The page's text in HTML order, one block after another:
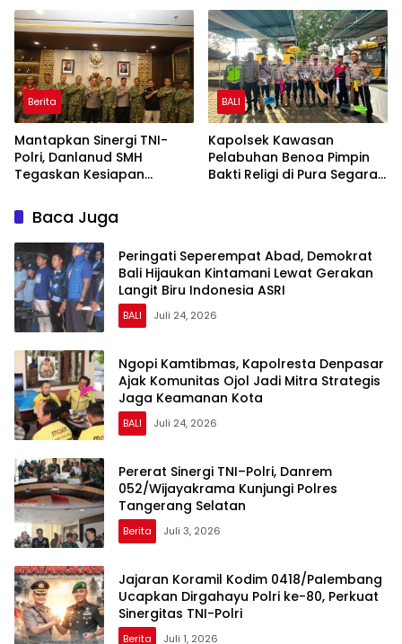
Berita
Mantapkan Sinergi TNI-
Polri, Danlanud SMH
Tegaskan Kesiapan
Sumsel
BALI
Kapolsek Kawasan
Pelabuhan Benoa Pimpin
Bakti Religi di Pura Segara,
Baca Juga
Peringati Seperempat Abad, Demokrat
Bali Hijaukan Kintamani Lewat Gerakan
Langit Biru Indonesia ASRI
BALI Juli 24, 2026
Ngopi Kamtibmas, Kapolresta Denpasar
Ajak Komunitas Ojol Jadi Mitra Strategis
Jaga Keamanan Kota
BALI Juli 24, 2026
Pererat Sinergi TNI–Polri, Danrem
052/Wijayakrama Kunjungi Polres
Tangerang Selatan
Berita Juli 3, 2026
Jajaran Koramil Kodim 0418/Palembang
Ucapkan Dirgahayu Polri ke-80, Perkuat
Sinergitas TNI-Polri
Berita Juli 1, 2026